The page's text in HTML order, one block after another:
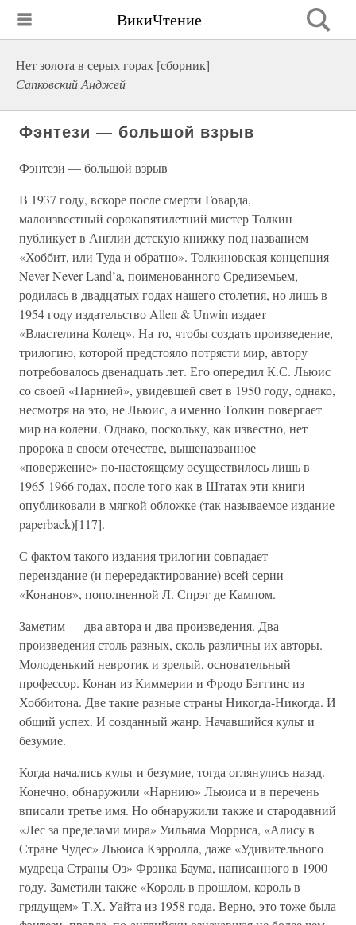
ВикиЧтение
Нет золота в серых горах [сборник]
Сапковский Анджей
Фэнтези — большой взрыв
Фэнтези — большой взрыв
В 1937 году, вскоре после смерти Говарда,
малоизвестный сорокапятилетний мистер Толкин
публикует в Англии детскую книжку под названием
«Хоббит, или Туда и обратно». Толкиновская концепция
Never-Never Land’a, поименованного Средиземьем,
родилась в двадцатых годах нашего столетия, но лишь в
1954 году издательство Allen & Unwin издает
«Властелина Колец». На то, чтобы создать произведение,
трилогию, которой предстояло потрясти мир, автору
потребовалось двенадцать лет. Его опередил К.С. Льюис
со своей «Нарнией», увидевшей свет в 1950 году, однако,
несмотря на это, не Льюис, а именно Толкин повергает
мир на колени. Однако, поскольку, как известно, нет
пророка в своем отечестве, вышеназванное
«повержение» по-настоящему осуществилось лишь в
1965-1966 годах, после того как в Штатах эти книги
опубликовали в мягкой обложке (так называемое издание
paperback)[117].
С фактом такого издания трилогии совпадает
переиздание (и перередактирование) всей серии
«Конанов», пополненной Л. Спрэг де Кампом.
Заметим — два автора и два произведения. Два
произведения столь разных, сколь различны их авторы.
Молоденький невротик и зрелый, основательный
профессор. Конан из Киммерии и Фродо Бэггинс из
Хоббитона. Две такие разные страны Никогда-Никогда. И
общий успех. И созданный жанр. Начавшийся культ и
безумие.
Когда начались культ и безумие, тогда оглянулись назад.
Конечно, обнаружили «Нарнию» Льюиса и в перечень
вписали третье имя. Но обнаружили также и стародавний
«Лес за пределами мира» Уильяма Морриса, «Алису в
Стране Чудес» Льюиса Кэрролла, даже «Удивительного
мудреца Страны Оз» Фрэнка Баума, написанного в 1900
году. Заметили также «Король в прошлом, король в
грядущем» Т.Х. Уайта из 1958 года. Верно, это тоже была